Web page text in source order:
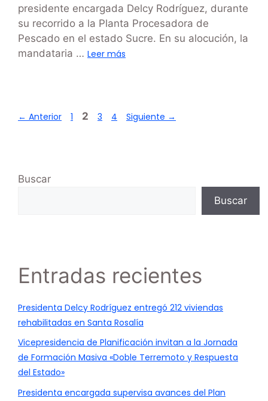
presidente encargada Delcy Rodríguez, durante
su recorrido a la Planta Procesadora de
Pescado en el estado Sucre. En su alocución, la
mandataria … Leer más
← Anterior 1 2 3 4 Siguiente →
Buscar
Buscar
Entradas recientes
Presidenta Delcy Rodríguez entregó 212 viviendas
rehabilitadas en Santa Rosalía
Vicepresidencia de Planificación invitan a la Jornada
de Formación Masiva «Doble Terremoto y Respuesta
del Estado»
Presidenta encargada supervisa avances del Plan